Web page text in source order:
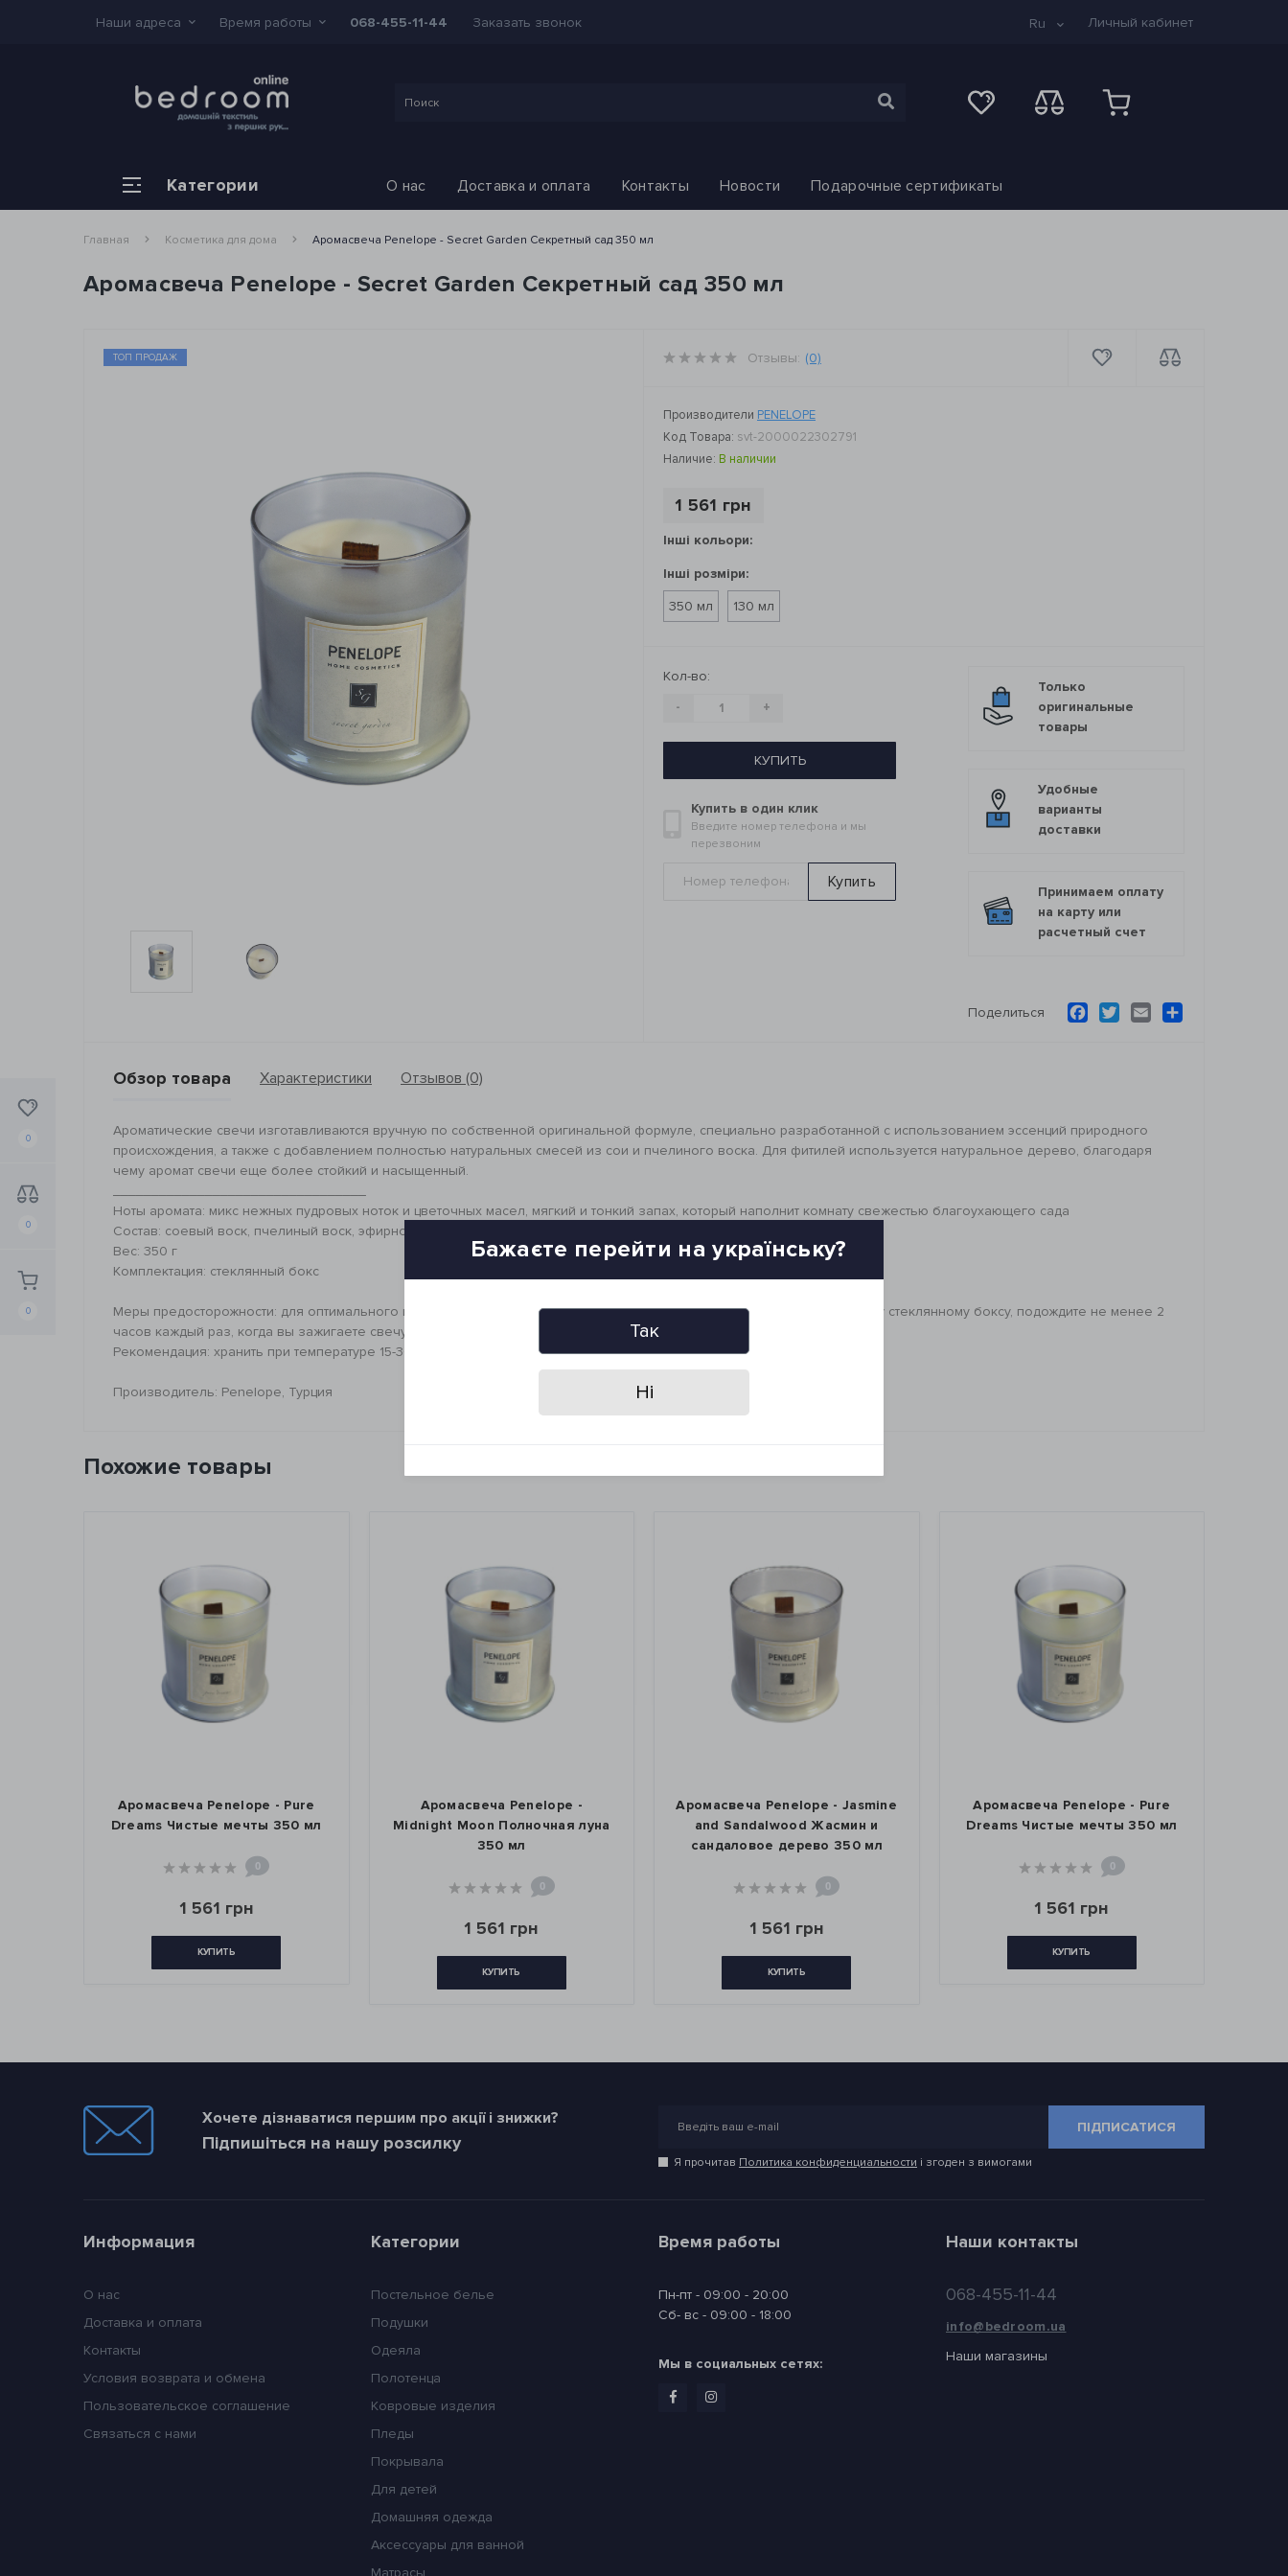
0
0
0
Наши адреса Время работы 068-455-11-44 Заказать звонок Ru Личный кабинет
Категории О нас Доставка и оплата Контакты Новости Подарочные сертификаты
Главная Косметика для дома Аромасвеча Penelope - Secret Garden Секретный сад 350 мл
Аромасвеча Penelope - Secret Garden Секретный сад 350 мл
ТОП ПРОДАЖ Отзывы: (0)
Производители PENELOPE
Код Товара: svt-2000022302791
Наличие: В наличии
1 561 грн
Інші кольори:
Інші розміри:
350 мл
130 мл
Кол-во:
- +
КУПИТЬ
Купить в один клик
Введите номер телефона и мы
перезвоним
Купить
Только
оригинальные
товары
Удобные
варианты
доставки
Принимаем оплату
на карту или
расчетный счет
Поделиться FacebookTwitterEmail
Обзор товара Характеристики Отзывов (0)
Ароматические свечи изготавливаются вручную по собственной оригинальной формуле, специально разработанной с использованием эссенций природного
происхождения, а также с добавлением полностью натуральных смесей из сои и пчелиного воска. Для фитилей используется натуральное дерево, благодаря
чему аромат свечи еще более стойкий и насыщенный.
Ноты аромата: микс нежных пудровых ноток и цветочных масел, мягкий и тонкий запах, который наполнит комнату свежестью благоухающего сада
Состав: соевый воск, пчелиный воск, эфирное масло
Вес: 350 г
Комплектация: стеклянный бокс
Меры предосторожности: для оптимального использования убедитесь, что плавильная смесь распределена по всему стеклянному боксу, подождите не менее 2
часов каждый раз, когда вы зажигаете свечу.
Рекомендация: хранить при температуре 15-30 градусов, не подвергать воздействию прямых солнечных лучей.
Производитель: Penelope, Турция
Похожие товары
Аромасвеча Penelope - Pure
Dreams Чистые мечты 350 мл
0
1 561 грн
КУПИТЬ
Аромасвеча Penelope -
Midnight Moon Полночная луна
350 мл
0
1 561 грн
КУПИТЬ
Аромасвеча Penelope - Jasmine
and Sandalwood Жасмин и
сандаловое дерево 350 мл
0
1 561 грн
КУПИТЬ
Аромасвеча Penelope - Pure
Dreams Чистые мечты 350 мл
0
1 561 грн
КУПИТЬ
Хочете дізнаватися першим про акції і знижки?
Підпишіться на нашу розсилку
ПІДПИСАТИСЯ
Я прочитав Политика конфиденциальности і згоден з вимогами
Информация
О нас
Доставка и оплата
Контакты
Условия возврата и обмена
Пользовательское соглашение
Связаться с нами
Категории
Постельное белье
Подушки
Одеяла
Полотенца
Ковровые изделия
Пледы
Покрывала
Для детей
Домашняя одежда
Аксессуары для ванной
Время работы
Пн-пт - 09:00 - 20:00
Сб- вс - 09:00 - 18:00
Мы в социальных сетях:
Наши контакты
068-455-11-44
info@bedroom.ua
Наши магазины
Бажаєте перейти на українську?
Так
Ні